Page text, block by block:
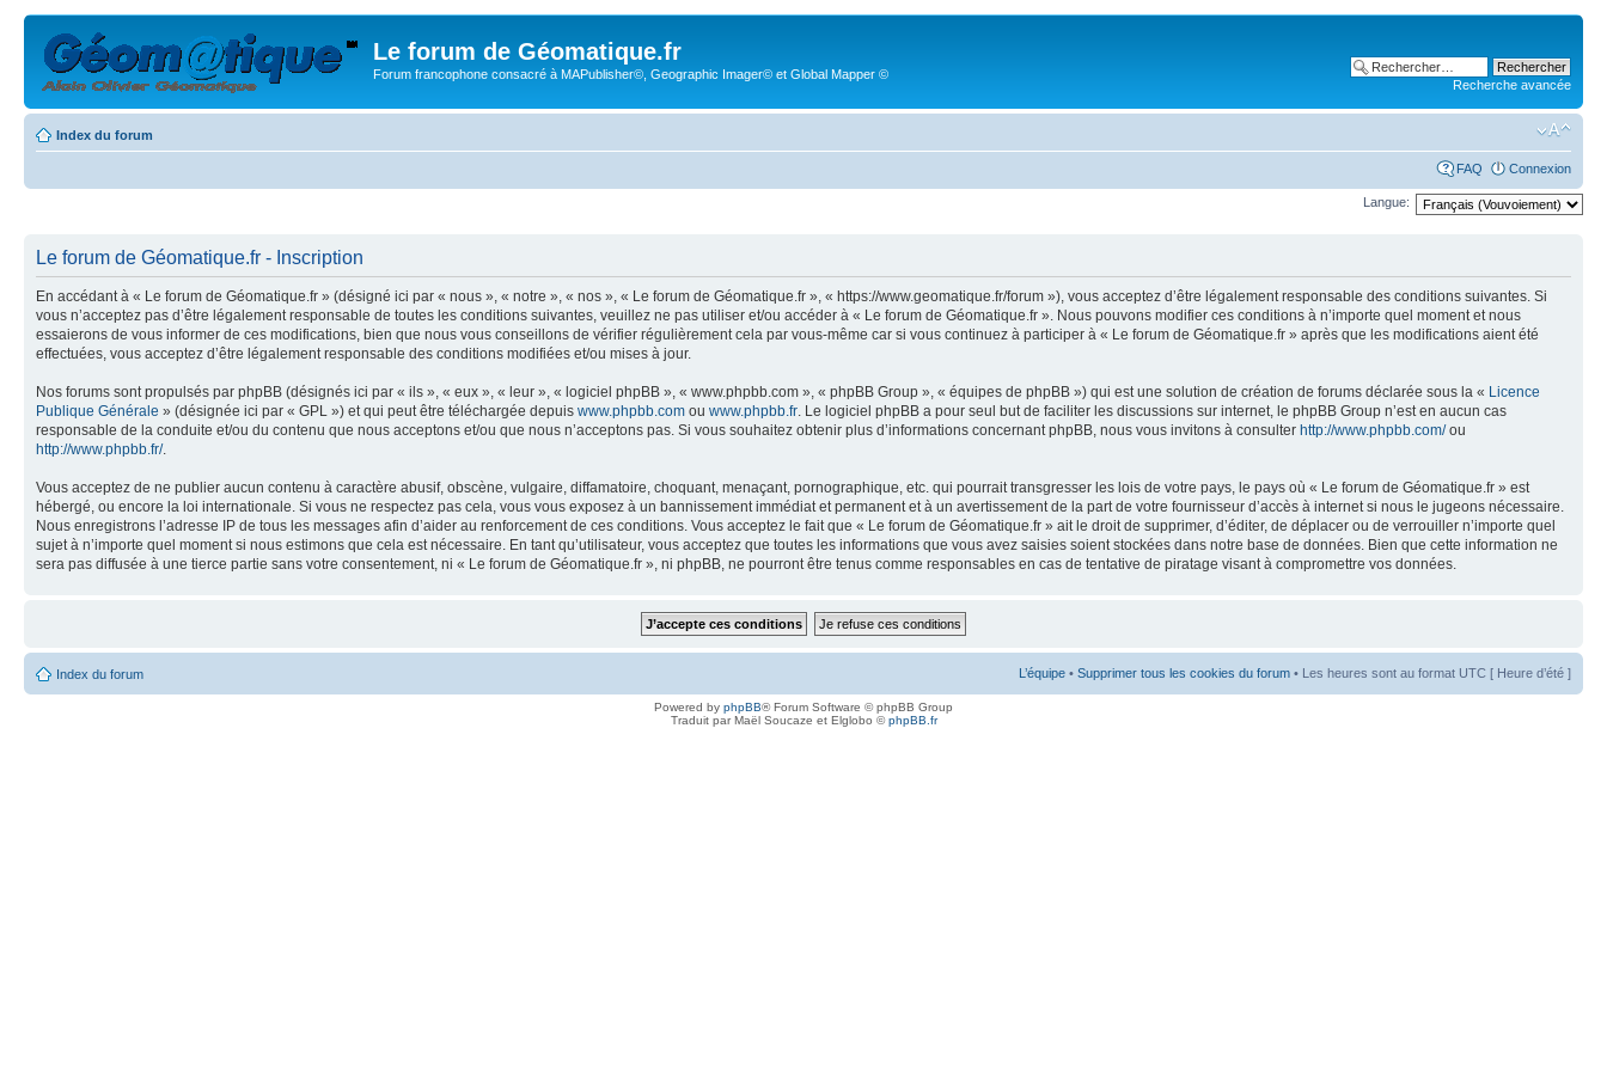
Le forum de Géomatique.fr
Forum francophone consacré à MAPublisher©, Geographic Imager© et Global Mapper ©
Recherche avancée
Index du forum
FAQ Connexion
Langue:
Le forum de Géomatique.fr - Inscription
En accédant à « Le forum de Géomatique.fr » (désigné ici par « nous », « notre », « nos », « Le forum de Géomatique.fr », « https://www.geomatique.fr/forum »), vous acceptez d’être légalement responsable des conditions suivantes. Si
vous n’acceptez pas d’être légalement responsable de toutes les conditions suivantes, veuillez ne pas utiliser et/ou accéder à « Le forum de Géomatique.fr ». Nous pouvons modifier ces conditions à n’importe quel moment et nous
essaierons de vous informer de ces modifications, bien que nous vous conseillons de vérifier régulièrement cela par vous-même car si vous continuez à participer à « Le forum de Géomatique.fr » après que les modifications aient été
effectuées, vous acceptez d’être légalement responsable des conditions modifiées et/ou mises à jour.
Nos forums sont propulsés par phpBB (désignés ici par « ils », « eux », « leur », « logiciel phpBB », « www.phpbb.com », « phpBB Group », « équipes de phpBB ») qui est une solution de création de forums déclarée sous la « Licence
Publique Générale » (désignée ici par « GPL ») et qui peut être téléchargée depuis www.phpbb.com ou www.phpbb.fr. Le logiciel phpBB a pour seul but de faciliter les discussions sur internet, le phpBB Group n’est en aucun cas
responsable de la conduite et/ou du contenu que nous acceptons et/ou que nous n’acceptons pas. Si vous souhaitez obtenir plus d’informations concernant phpBB, nous vous invitons à consulter http://www.phpbb.com/ou
http://www.phpbb.fr/.
Vous acceptez de ne publier aucun contenu à caractère abusif, obscène, vulgaire, diffamatoire, choquant, menaçant, pornographique, etc. qui pourrait transgresser les lois de votre pays, le pays où « Le forum de Géomatique.fr » est
hébergé, ou encore la loi internationale. Si vous ne respectez pas cela, vous vous exposez à un bannissement immédiat et permanent et à un avertissement de la part de votre fournisseur d’accès à internet si nous le jugeons nécessaire.
Nous enregistrons l’adresse IP de tous les messages afin d’aider au renforcement de ces conditions. Vous acceptez le fait que « Le forum de Géomatique.fr » ait le droit de supprimer, d’éditer, de déplacer ou de verrouiller n’importe quel
sujet à n’importe quel moment si nous estimons que cela est nécessaire. En tant qu’utilisateur, vous acceptez que toutes les informations que vous avez saisies soient stockées dans notre base de données. Bien que cette information ne
sera pas diffusée à une tierce partie sans votre consentement, ni « Le forum de Géomatique.fr », ni phpBB, ne pourront être tenus comme responsables en cas de tentative de piratage visant à compromettre vos données.
Index du forum L’équipe • Supprimer tous les cookies du forum • Les heures sont au format UTC [ Heure d’été ]
Powered by phpBB® Forum Software © phpBB Group
Traduit par Maël Soucaze et Elglobo ©phpBB.fr